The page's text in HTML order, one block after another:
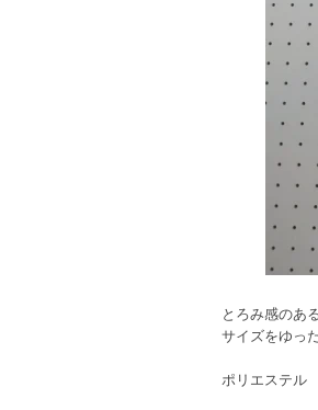
とろみ感のあ
サイズをゆっ
ポリエステル